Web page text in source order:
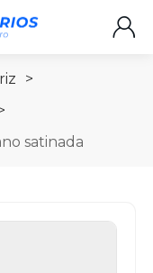
>
satinada